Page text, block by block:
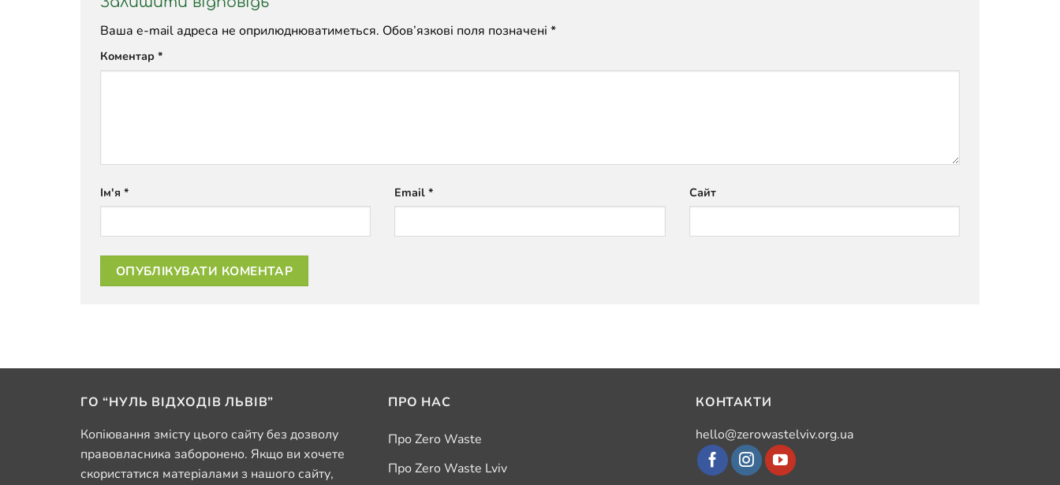
Ваша e-mail адреса не оприлюднюватиметься. Обов’язкові поля позначені *
Коментар *
Ім'я * Email* Сайт
ГО “НУЛЬ ВІДХОДІВ ЛЬВІВ”
Копіювання змісту цього сайту без дозволу
правовласника заборонено. Якщо ви хочете
скористатися матеріалами з нашого сайту,
ПРО НАС
Про Zero Waste
Про Zero Waste Lviv
КОНТАКТИ
hello@zerowastelviv.org.ua